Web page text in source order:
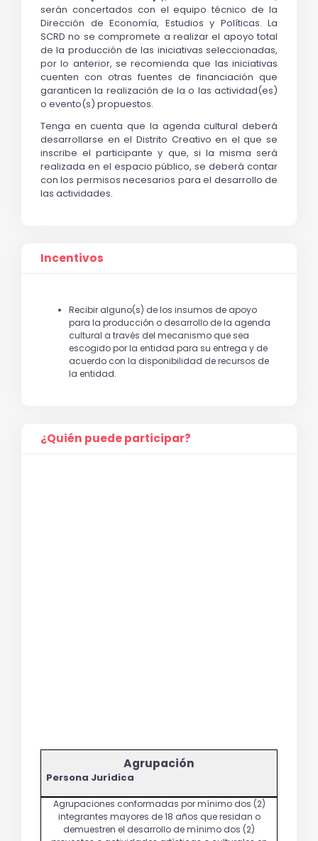
serán concertados con el equipo técnico de la
Dirección de Economía, Estudios y Políticas. La
SCRD no se compromete a realizar el apoyo total
de la producción de las iniciativas seleccionadas,
por lo anterior, se recomienda que las iniciativas
cuenten con otras fuentes de financiación que
garanticen la realización de la o las actividad(es)
o evento(s) propuestos.
Tenga en cuenta que la agenda cultural deberá
desarrollarse en el Distrito Creativo en el que se
inscribe el participante y que, si la misma será
realizada en el espacio público, se deberá contar
con los permisos necesarios para el desarrollo de
las actividades.
Incentivos
Recibir alguno(s) de los insumos de apoyo
para la producción o desarrollo de la agenda
cultural a través del mecanismo que sea
escogido por la entidad para su entrega y de
acuerdo con la disponibilidad de recursos de
la entidad.
¿Quién puede participar?
Persona Jurídica